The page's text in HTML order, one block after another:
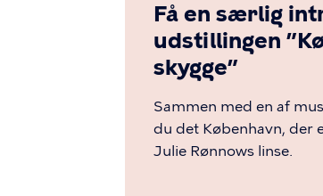
Få en særlig
udstillingen
skygge”
Sammen med en af
du det København, der
Julie Rønnows linse.